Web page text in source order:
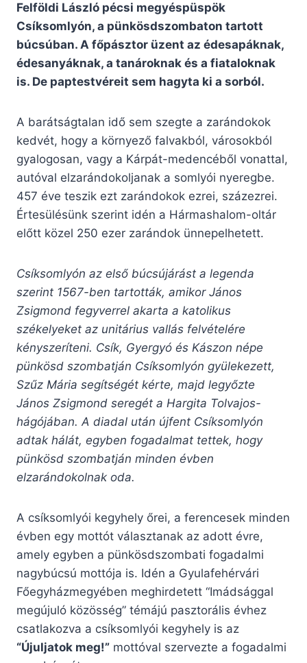
Felföldi László pécsi megyéspüspök
Csíksomlyón, a pünkösdszombaton tartott
búcsúban. A főpásztor üzent az édesapáknak,
édesanyáknak, a tanároknak és a fiataloknak
is. De paptestvéreit sem hagyta ki a sorból.
A barátságtalan idő sem szegte a zarándokok
kedvét, hogy a környező falvakból, városokból
gyalogosan, vagy a Kárpát-medencéből vonattal,
autóval elzarándokoljanak a somlyói nyeregbe.
457 éve teszik ezt zarándokok ezrei, százezrei.
Értesülésünk szerint idén a Hármashalom-oltár
előtt közel 250 ezer zarándok ünnepelhetett.
Csíksomlyón az első búcsújárást a legenda
szerint 1567-ben tartották, amikor János
Zsigmond fegyverrel akarta a katolikus
székelyeket az unitárius vallás felvételére
kényszeríteni. Csík, Gyergyó és Kászon népe
pünkösd szombatján Csíksomlyón gyülekezett,
Szűz Mária segítségét kérte, majd legyőzte
János Zsigmond seregét a Hargita Tolvajos-
hágójában. A diadal után újfent Csíksomlyón
adtak hálát, egyben fogadalmat tettek, hogy
pünkösd szombatján minden évben
elzarándokolnak oda.
A csíksomlyói kegyhely őrei, a ferencesek minden
évben egy mottót választanak az adott évre,
amely egyben a pünkösdszombati fogadalmi
nagybúcsú mottója is. Idén a Gyulafehérvári
Főegyházmegyében meghirdetett “Imádsággal
megújuló közösség” témájú pasztorális évhez
csatlakozva a csíksomlyói kegyhely is az
“Újuljatok meg!” mottóval szervezte a fogadalmi